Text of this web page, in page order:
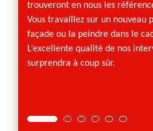
trouveront en nous les
Vous travaillez sur un nouveau
façade ou la peindre dans le
L’excellente qualité de nos
surprendra à coup sûr.